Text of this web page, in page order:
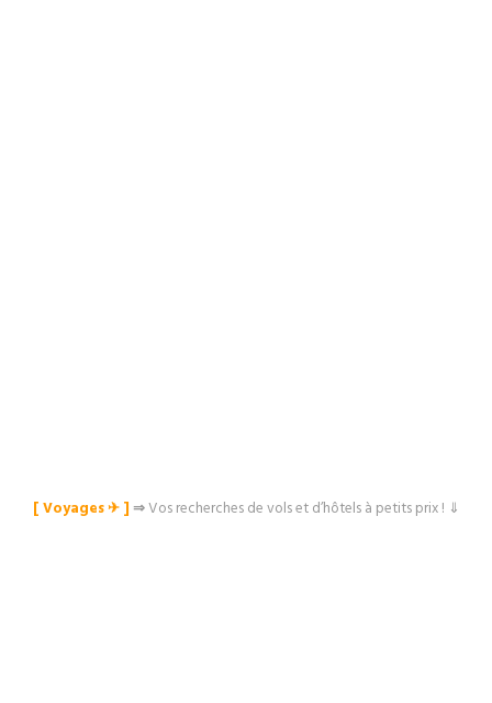
[ Voyages ✈︎ ]⇒Vos recherches de vols et d’hôtels à petits prix ! ⇓